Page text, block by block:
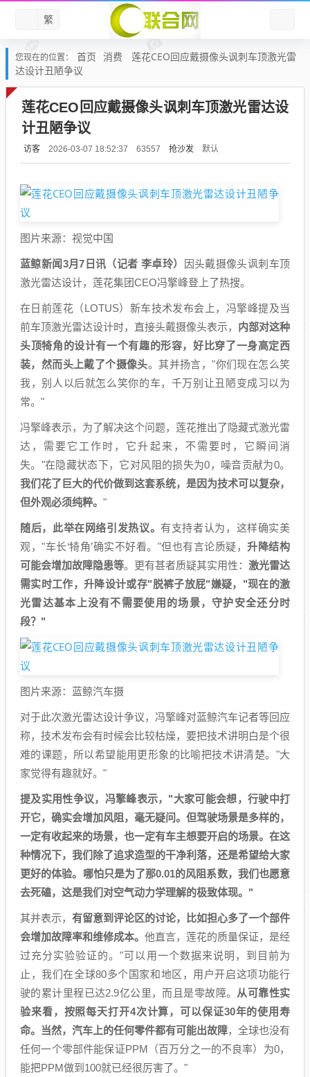
繁
您现在的位置： 首页 消费
莲花CEO回应戴摄像头讽刺车顶激光雷
达设计丑陋争议
莲花CEO回应戴摄像头讽刺车顶激光雷达设
计丑陋争议
访客 2026-03-07 18:52:37 63557 抢沙发 默认
图片来源：视觉中国
蓝鲸新闻3月7日讯（记者 李卓玲）
因头戴摄像头讽刺车顶
激光雷达设计，莲花集团CEO冯擎峰登上了热搜。
在日前莲花（LOTUS）新车技术发布会上，冯擎峰提及当
前车顶激光雷达设计时，直接头戴摄像头表示， 内部对这种
头顶犄角的设计有一个有趣的形容，好比穿了一身高定西
装，然而头上戴了个摄像头。其并扬言，"你们现在怎么笑
我，别人以后就怎么笑你的车，千万别让丑陋变成习以为
常。"
冯擎峰表示，为了解决这个问题，莲花推出了隐藏式激光雷
达，需要它工作时，它升起来，不需要时，它瞬间消
失。"在隐藏状态下，它对风阻的损失为0，噪音贡献为0。
我们花了巨大的代价做到这套系统，是因为技术可以复杂，
但外观必须纯粹。 "
随后，此举在网络引发热议。有支持者认为，这样确实美
观，"车长‘犄角’确实不好看。"但也有言论质疑，升降结构
可能会增加故障隐患等。更有甚者质疑其实用性： 激光雷达
需实时工作，升降设计或存"脱裤子放屁"嫌疑，"现在的激
光雷达基本上没有不需要使用的场景，守护安全还分时
段？"
图片来源：蓝鲸汽车摄
对于此次激光雷达设计争议，冯擎峰对蓝鲸汽车记者等回应
称，技术发布会有时候会比较枯燥，要把技术讲明白是个很
难的课题，所以希望能用更形象的比喻把技术讲清楚。"大
家觉得有趣就好。"
提及实用性争议，冯擎峰表示，"大家可能会想，行驶中打
开它，确实会增加风阻，毫无疑问。但驾驶场景是多样的，
一定有收起来的场景，也一定有车主想要开启的场景。在这
种情况下，我们除了追求造型的干净利落，还是希望给大家
更好的体验。哪怕只是为了那0.01的风阻系数，我们也愿意
去死磕，这是我们对空气动力学理解的极致体现。"
其并表示， 有留意到评论区的讨论，比如担心多了一个部件
会增加故障率和维修成本。 他直言，莲花的质量保证，是经
过充分实验验证的。"可以用一个数据来说明，到目前为
止，我们在全球80多个国家和地区，用户开启这项功能行
驶的累计里程已达2.9亿公里，而且是零故障。 从可靠性实
验来看，按照每天打开4次计算，可以保证30年的使用寿
命。当然，汽车上的任何零件都有可能出故障，全球也没有
任何一个零部件能保证PPM（百万分之一的不良率）为0，
能把PPM做到100就已经很厉害了。"